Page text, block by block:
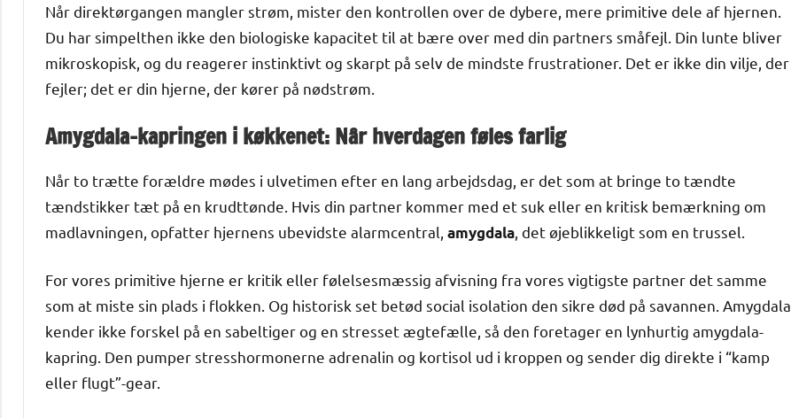
Når direktørgangen mangler strøm, mister den kontrollen over de dybere, mere primitive dele af hjernen.
Du har simpelthen ikke den biologiske kapacitet til at bære over med din partners småfejl. Din lunte bliver
mikroskopisk, og du reagerer instinktivt og skarpt på selv de mindste frustrationer. Det er ikke din vilje, der
fejler; det er din hjerne, der kører på nødstrøm.
Amygdala-kapringen i køkkenet: Når hverdagen føles farlig
Når to trætte forældre mødes i ulvetimen efter en lang arbejdsdag, er det som at bringe to tændte
tændstikker tæt på en krudttønde. Hvis din partner kommer med et suk eller en kritisk bemærkning om
madlavningen, opfatter hjernens ubevidste alarmcentral, amygdala , det øjeblikkeligt som en trussel.
For vores primitive hjerne er kritik eller følelsesmæssig afvisning fra vores vigtigste partner det samme
som at miste sin plads i flokken. Og historisk set betød social isolation den sikre død på savannen. Amygdala
kender ikke forskel på en sabeltiger og en stresset ægtefælle, så den foretager en lynhurtig amygdala-
kapring. Den pumper stresshormonerne adrenalin og kortisol ud i kroppen og sender dig direkte i “kamp
eller flugt”-gear.